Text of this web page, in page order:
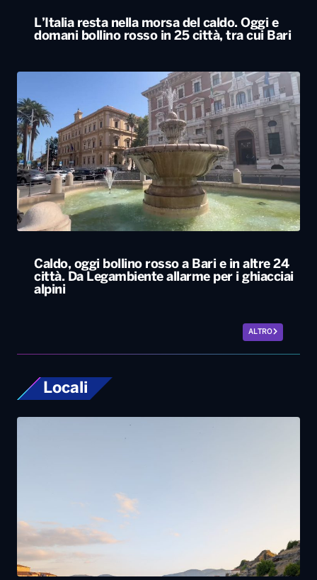
Caldo, oggi bollino rosso a Bari e in altre 24
città. Da Legambiente allarme per i ghiacciai
alpini
ALTRO
Locali
Tornano in Basilicata e ricostruiscono il loro
futuro tra natura e radici: la storia dei lucani
Giovanni ed Erica